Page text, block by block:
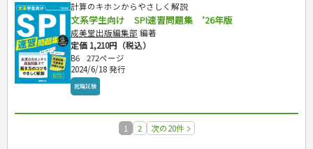
計算のキホンからやさしく解説
文系学生向け SPI速習問題集 ’26年版
成美堂出版編集部 編著
定価 1,210円（税込）
B6
272ページ
2024/6/18 発行
就職試験
1 2 次の20件